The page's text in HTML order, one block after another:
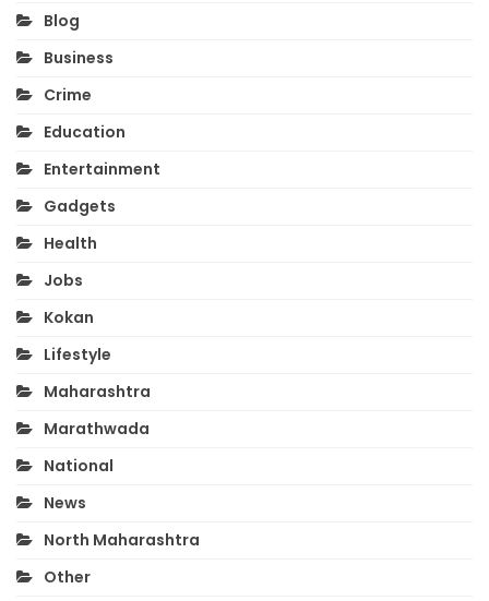
Blog
Business
Crime
Education
Entertainment
Gadgets
Health
Jobs
Kokan
Lifestyle
Maharashtra
Marathwada
National
News
North Maharashtra
Other